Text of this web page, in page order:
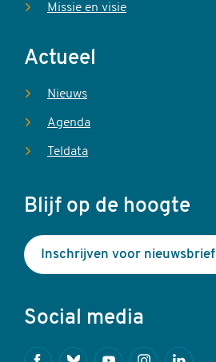
Missie en visie
Actueel
Nieuws
Agenda
Teldata
Blijf op de hoogte
Inschrijven voor nieuwsbrief
Social media